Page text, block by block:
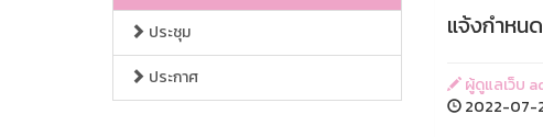
ประชุม
ประกาศ
แจ้งกำหน
ผู้ดูแลเว็บ
2022-07-